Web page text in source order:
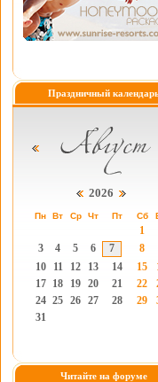
Праздничный
2026
Пн Вт Ср Чт Пт Сб
1
3
4 5 6 7 8
10
11 12 13 14 15
17
18 19 20 21 22
24 25 26 27 28 29
31
Читайте на форуме